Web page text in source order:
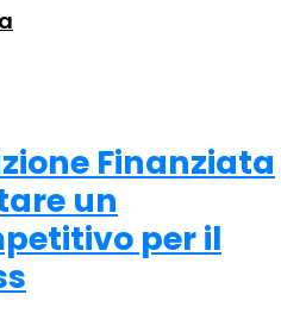
Finanziata
un
per il